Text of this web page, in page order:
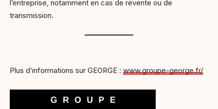
l’entreprise, notamment en cas de revente ou de
transmission.
Plus d’informations sur GEORGE : www.groupe-george.fr/